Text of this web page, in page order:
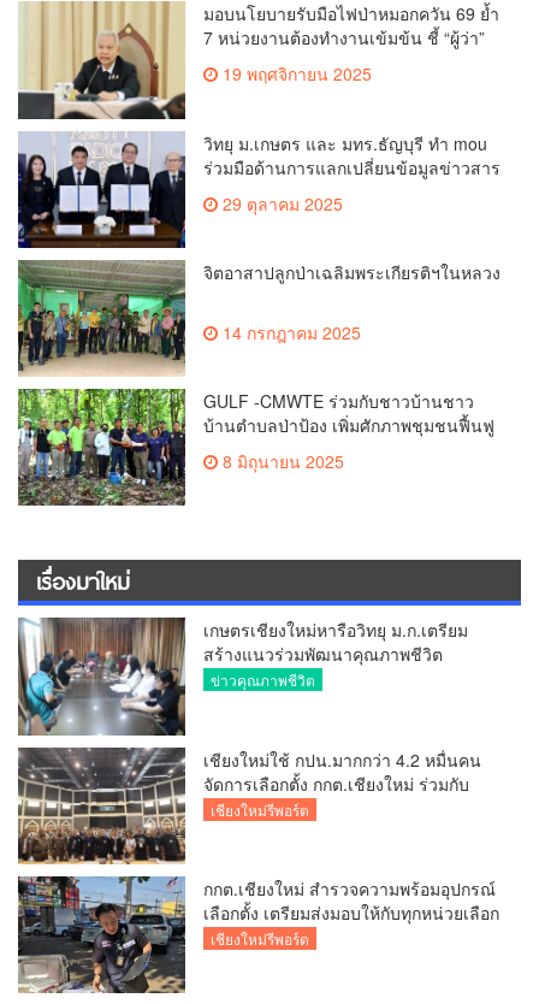
มอบนโยบายรับมือไฟป่าหมอกควัน 69 ย้ำ
7 หน่วยงานต้องทำงานเข้มข้น ชี้ “ผู้ว่า”
คีย์แมนสำคัญทำปัญหาลด
19 พฤศจิกายน 2025
วิทยุ ม.เกษตร และ มทร.ธัญบุรี ทำ mou
ร่วมมือด้านการแลกเปลี่ยนข้อมูลข่าวสาร
ครอบคลุม
29 ตุลาคม 2025
จิตอาสาปลูกป่าเฉลิมพระเกียรติฯในหลวง
14 กรกฎาคม 2025
GULF -CMWTE ร่วมกับชาวบ้านชาว
บ้านตำบลป่าป้อง เพิ่มศักภาพชุมชนฟื้นฟู
ป่าต้นน้ำดอยสะเก็ด เชียงใหม่ กว่า 3,000
ไร่ คืนสมดุลให้ป่าชุมชนด้วยจุลินทรีย์ไม
8 มิถุนายน 2025
เรื่องมาใหม่
เกษตรเชียงใหม่หารือวิทยุ ม.ก.เตรียม
สร้างแนวร่วมพัฒนาคุณภาพชีวิต
เกษตรกร สื่อสารข้อมูลถูกต้องขับเคลื่อน
ข่าวคุณภาพชีวิต
เชียงใหม่ใช้ กปน.มากกว่า 4.2 หมื่นคน
จัดการเลือกตั้ง กกต.เชียงใหม่ ร่วมกับ
นายอำเภอหางดง ตรวจความเรียบร้อย
เชียงใหม่รีพอร์ต
กกต.เชียงใหม่ สำรวจความพร้อมอุปกรณ์
เลือกตั้ง เตรียมส่งมอบให้กับทุกหน่วยเลือก
ตั้งในวันพรุ่งนี้
เชียงใหม่รีพอร์ต